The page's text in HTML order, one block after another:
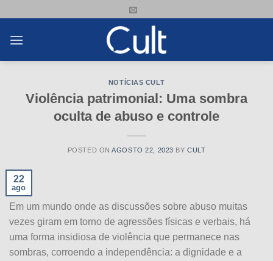
content
NOTÍCIAS CULT
Violência patrimonial: Uma sombra
oculta de abuso e controle
POSTED ONAGOSTO 22, 2023 BY CULT
22
ago
Em um mundo onde as discussões sobre abuso muitas
vezes giram em torno de agressões físicas e verbais, há
uma forma insidiosa de violência que permanece nas
sombras, corroendo a independência: a dignidade e a